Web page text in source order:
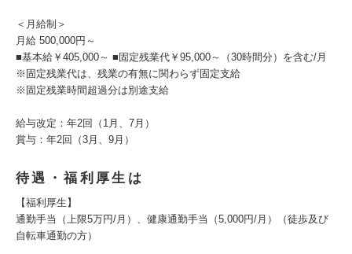
＜月給制＞
月給 500,000円～
■基本給￥405,000～ ■固定残業代￥95,000～（30時間分）を含む/月
※固定残業代は、残業の有無に関わらず固定支給
※固定残業時間超過分は別途支給
給与改定：年2回（1月、7月）
賞与：年2回（3月、9月）
待遇・福利厚生は
【福利厚生】
通勤手当（上限5万円/月）、健康通勤手当（5,000円/月）（徒歩及び
自転車通勤の方）